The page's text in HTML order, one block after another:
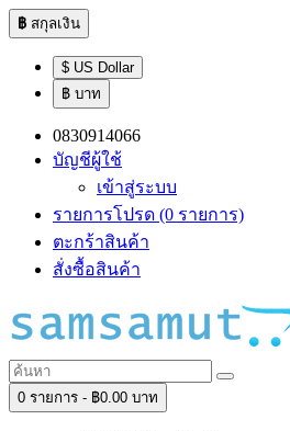
฿ สกุลเงิน
$ US Dollar
฿ บาท
0830914066
บัญชีผู้ใช้
เข้าสู่ระบบ
รายการโปรด (0 รายการ)
ตะกร้าสินค้า
สั่งซื้อสินค้า
0 รายการ - ฿0.00 บาท